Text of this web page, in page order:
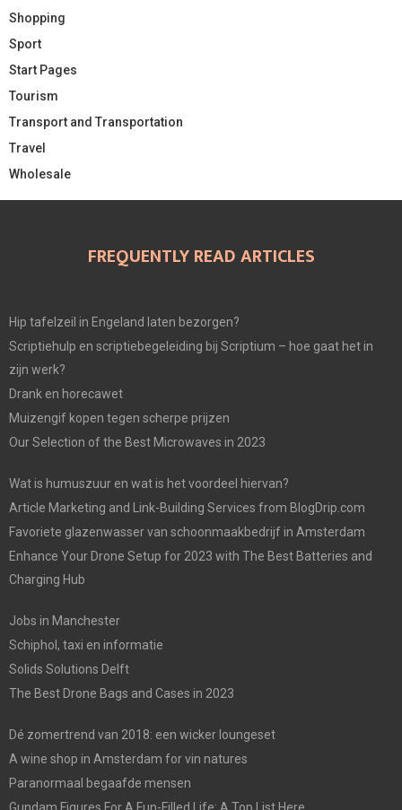
Shopping
Sport
Start Pages
Tourism
Transport and Transportation
Travel
Wholesale
FREQUENTLY READ ARTICLES
Hip tafelzeil in Engeland laten bezorgen?
Scriptiehulp en scriptiebegeleiding bij Scriptium – hoe gaat het in
zijn werk?
Drank en horecawet
Muizengif kopen tegen scherpe prijzen
Our Selection of the Best Microwaves in 2023
Wat is humuszuur en wat is het voordeel hiervan?
Article Marketing and Link-Building Services from BlogDrip.com
Favoriete glazenwasser van schoonmaakbedrijf in Amsterdam
Enhance Your Drone Setup for 2023 with The Best Batteries and
Charging Hub
Jobs in Manchester
Schiphol, taxi en informatie
Solids Solutions Delft
The Best Drone Bags and Cases in 2023
Dé zomertrend van 2018: een wicker loungeset
A wine shop in Amsterdam for vin natures
Paranormaal begaafde mensen
Gundam Figures For A Fun-Filled Life: A Top List Here